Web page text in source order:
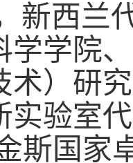
新西兰
学学院
术）研
实验室
斯国家